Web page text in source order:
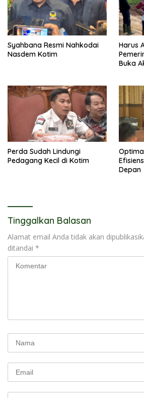
Syahbana Resmi Nahkodai
Nasdem Kotim
Harus
Buka
Perda Sudah Lindungi
Pedagang Kecil di Kotim
Depan
Tinggalkan Balasan
Alamat email Anda tidak akan
ditandai *